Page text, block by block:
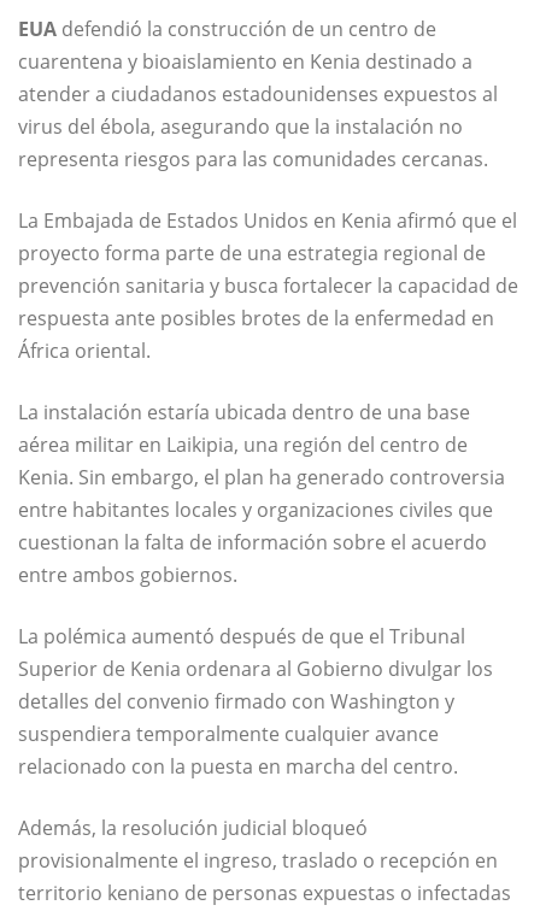
EUA defendió la construcción de un centro de
cuarentena y bioaislamiento en Kenia destinado a
atender a ciudadanos estadounidenses expuestos al
virus del ébola, asegurando que la instalación no
representa riesgos para las comunidades cercanas.
La Embajada de Estados Unidos en Kenia afirmó que el
proyecto forma parte de una estrategia regional de
prevención sanitaria y busca fortalecer la capacidad de
respuesta ante posibles brotes de la enfermedad en
África oriental.
La instalación estaría ubicada dentro de una base
aérea militar en Laikipia, una región del centro de
Kenia. Sin embargo, el plan ha generado controversia
entre habitantes locales y organizaciones civiles que
cuestionan la falta de información sobre el acuerdo
entre ambos gobiernos.
La polémica aumentó después de que el Tribunal
Superior de Kenia ordenara al Gobierno divulgar los
detalles del convenio firmado con Washington y
suspendiera temporalmente cualquier avance
relacionado con la puesta en marcha del centro.
Además, la resolución judicial bloqueó
provisionalmente el ingreso, traslado o recepción en
territorio keniano de personas expuestas o infectadas